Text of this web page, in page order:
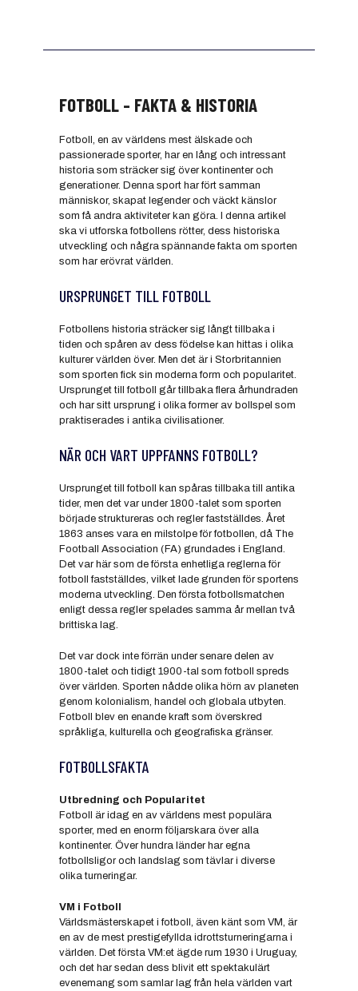
FOTBOLL - FAKTA & HISTORIA
Fotboll, en av världens mest älskade och
passionerade sporter, har en lång och intressant
historia som sträcker sig över kontinenter och
generationer. Denna sport har fört samman
människor, skapat legender och väckt känslor
som få andra aktiviteter kan göra. I denna artikel
ska vi utforska fotbollens rötter, dess historiska
utveckling och några spännande fakta om sporten
som har erövrat världen.
URSPRUNGET TILL FOTBOLL
Fotbollens historia sträcker sig långt tillbaka i
tiden och spåren av dess födelse kan hittas i olika
kulturer världen över. Men det är i Storbritannien
som sporten fick sin moderna form och popularitet.
Ursprunget till fotboll går tillbaka flera århundraden
och har sitt ursprung i olika former av bollspel som
praktiserades i antika civilisationer.
NÄR OCH VART UPPFANNS FOTBOLL?
Ursprunget till fotboll kan spåras tillbaka till antika
tider, men det var under 1800-talet som sporten
började struktureras och regler fastställdes. Året
1863 anses vara en milstolpe för fotbollen, då The
Football Association (FA) grundades i England.
Det var här som de första enhetliga reglerna för
fotboll fastställdes, vilket lade grunden för sportens
moderna utveckling. Den första fotbollsmatchen
enligt dessa regler spelades samma år mellan två
brittiska lag.
Det var dock inte förrän under senare delen av
1800-talet och tidigt 1900-tal som fotboll spreds
över världen. Sporten nådde olika hörn av planeten
genom kolonialism, handel och globala utbyten.
Fotboll blev en enande kraft som överskred
språkliga, kulturella och geografiska gränser.
FOTBOLLSFAKTA
Utbredning och Popularitet
Fotboll är idag en av världens mest populära
sporter, med en enorm följarskara över alla
kontinenter. Över hundra länder har egna
fotbollsligor och landslag som tävlar i diverse
olika turneringar.
VM i Fotboll
Världsmästerskapet i fotboll, även känt som VM, är
en av de mest prestigefyllda idrottsturneringarna i
världen. Det första VM:et ägde rum 1930 i Uruguay,
och det har sedan dess blivit ett spektakulärt
evenemang som samlar lag från hela världen vart